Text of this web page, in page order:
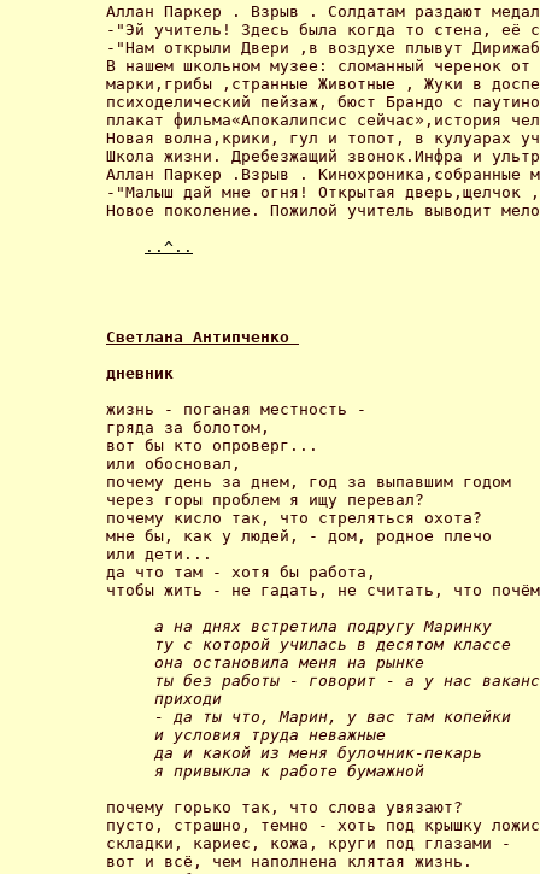
Аллан Паркер . Взрыв . Солдатам раздают
-"Эй учитель! Здесь была когда то стена,
-"Нам открыли Двери ,в воздухе плывут
В нашем школьном музее: сломанный черенок
марки,грибы ,странные Животные , Жуки в
психоделический пейзаж, бюст Брандо с
плакат фильма«Апокалипсис сейчас»,история
Новая волна,крики, гул и топот, в кулуарах
Школа жизни. Дребезжащий звонок.Инфра и
Аллан Паркер .Взрыв .
-"Малыш дай мне огня! Открытая
Новое поколение. Пожилой учитель выводит
..^..
Светлана Антипченко
дневник
жизнь - поганая местность -
гряда за болотом,
вот бы кто опроверг...
или обосновал,
почему день за днем, год за выпавшим годом
через горы проблем я ищу перевал?
почему кисло так, что стреляться охота?
мне бы, как у людей, - дом, родное плечо
или дети...
да что там - хотя бы работа,
чтобы жить - не гадать, не считать, что
     а на днях встретила подругу Маринку
     ту с которой училась в десятом классе
     она остановила меня на рынке
ты без работы - говорит - а у нас
     приходи
     - да ты что, Марин, у вас там копейки
     и условия труда неважные
     да и какой из меня булочник-пекарь
     я привыкла к работе бумажной
почему горько так, что слова увязают?
пусто, страшно, темно - хоть под крышку
складки, кариес, кожа, круги под глазами -
вот и всё, чем наполнена клятая жизнь.